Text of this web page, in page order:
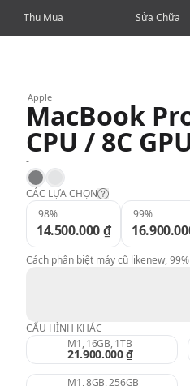
Thu Mua Sửa Chữa
Apple
MacBook
CPU / 8C
-
Space Gray
Silver
CÁC LỰA CHỌN
Likenew:
98%:
98%
14.500.000 ₫
99%
Cách phân biệt máy cũ likenew,
CẤU HÌNH KHÁC
M1, 16GB, 1TB
21.900.000 ₫
M1, 8GB, 256GB